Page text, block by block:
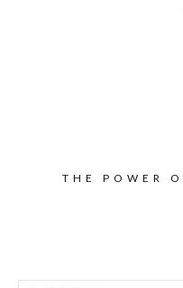
THE POWER